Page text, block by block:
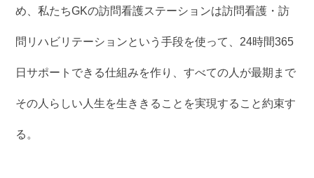
め、私たちGKの訪問看護ステーションは訪問看護・訪
問リハビリテーションという手段を使って、24時間365
日サポートできる仕組みを作り、すべての人が最期まで
その人らしい人生を生ききることを実現すること約束す
る。